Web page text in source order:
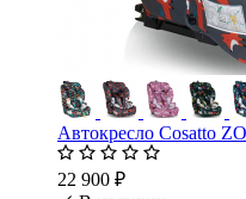
Автокресло Cosatto
22 900 ₽